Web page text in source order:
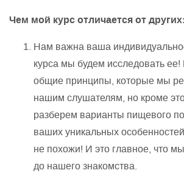
Чем мой курс отличается от других:
Нам важна ваша
курса мы будем исследовать ее!
общие принципы, которые мы
нашим слушателям, но кроме
разберем варианты пищевого
ваших уникальных
не похожи! И это главное, что
до нашего знакомства.